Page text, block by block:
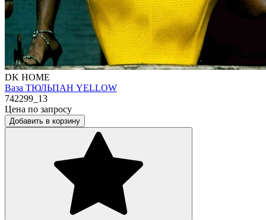
DK HOME
Ваза ТЮЛЬПАН YELLOW
742299_13
Цена по запросу
Добавить в корзину